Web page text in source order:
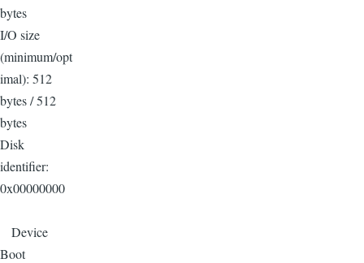
bytes
I/O size
(minimum/opt
imal): 512
bytes / 512
bytes
Disk
identifier:
0x00000000
Device
Boot